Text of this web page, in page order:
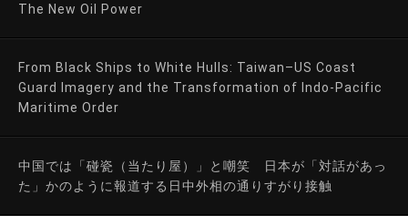
The New Oil Power
From Black Ships to White Hulls: Taiwan–US Coast
Guard Imagery and the Transformation of Indo-Pacific
Maritime Order
中国では「碰瓷（当たり屋）」と嘲笑 日本が「対話があっ
た」かのように報道する日中外相の通りすがり接触